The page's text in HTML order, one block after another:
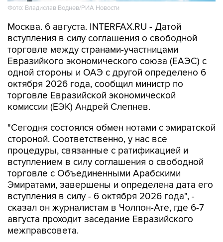
Фото: Владислав Воднев/РИА Новости
Москва. 6 августа. INTERFAX.RU - Датой
вступления в силу соглашения о свободной
торговле между странами-участницами
Евразийкого экономического союза (ЕАЭС) с
одной стороны и ОАЭ с другой определено 6
октября 2026 года, сообщил министр по
торговле Евразийской экономической
комиссии (ЕЭК) Андрей Слепнев.
"Сегодня состоялся обмен нотами с эмиратской
стороной. Соответственно, у нас все
процедуры, связанные с ратификацией и
вступлением в силу соглашения о свободной
торговле с Объединенными Арабскими
Эмиратами, завершены и определена дата его
вступления в силу - 6 октября 2026 года", -
сказал он журналистам в Чолпон-Ате, где 6-7
августа проходит заседание Евразийского
межправсовета.